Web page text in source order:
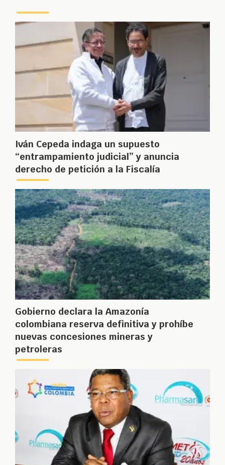
Iván Cepeda indaga un supuesto
“entrampamiento judicial” y anuncia
derecho de petición a la Fiscalía
Gobierno declara la Amazonía
colombiana reserva definitiva y prohíbe
nuevas concesiones mineras y
petroleras